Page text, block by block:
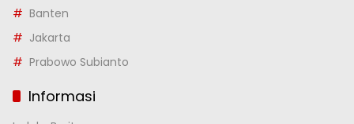
Banten
Jakarta
Prabowo Subianto
Informasi